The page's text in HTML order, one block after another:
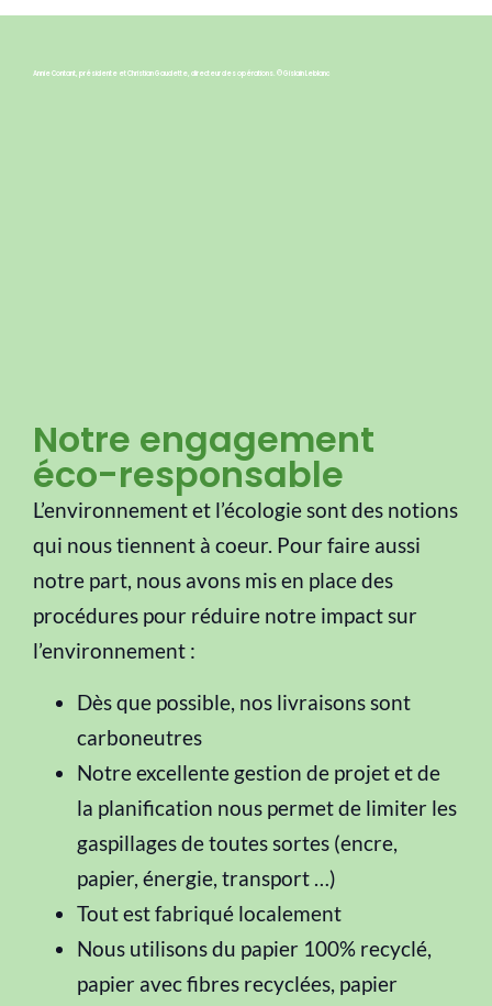
Annie Contant, présidente et Christian Gaudette, directeur des opérations. © Gislain Leblanc
Notre engagement
éco-responsable
L’environnement et l’écologie sont des notions
qui nous tiennent à coeur. Pour faire aussi
notre part, nous avons mis en place des
procédures pour réduire notre impact sur
l’environnement :
Dès que possible, nos livraisons sont
carboneutres
Notre excellente gestion de projet et de
la planification nous permet de limiter les
gaspillages de toutes sortes (encre,
papier, énergie, transport …)
Tout est fabriqué localement
Nous utilisons du papier 100% recyclé,
papier avec fibres recyclées, papier